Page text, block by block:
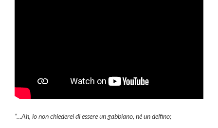
“…Ah, io non chiederei di essere un gabbiano, né un delfino;